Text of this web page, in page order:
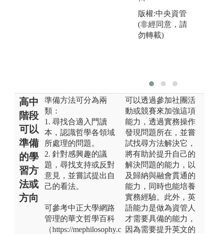
版權:中央資管
(非經同意，請
勿轉載)
高中
階段
可以
準備
的學
習方
法或
方向
準備方法可分為兩
類：
1. 尋找合適入門讀
本，認識哲學各領域
所處理的問題。
2. 針對感興趣的議
題，尋找支持或反對
意見，並嘗試提出自
己的看法。
可參考中正大學網路
管理的華文哲學百科
（https://mephilosophy.c
可以透過參加社團活
動或競賽來加強這項
能力，透過實務操作
發現問題所在，並嘗
試找尋方法解決它，
將有助於提升自己的
解決問題的能力，以
及歸納與融會貫通的
能力，同時也能培養
實務經驗。此外，英
語能力是做為資管人
才需要具備的能力，
因為需要提升英文的